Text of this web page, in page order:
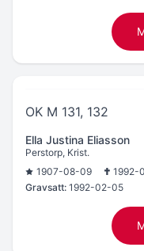
OK M 131, 132
Ella Justina Eliasson
Perstorp, Krist.
1907-08-09
1992-
Gravsatt: 1992-02-05